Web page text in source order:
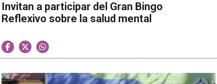
Invitan a participar del Gran Bingo
Reflexivo sobre la salud mental